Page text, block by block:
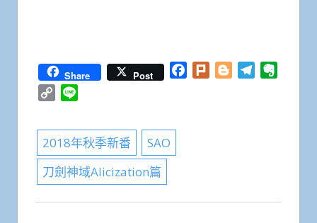
Share Post Facebook
Plurk BloggerTelegram
Copy
2018年秋季新番
SAO
刀劍神域Alicization篇